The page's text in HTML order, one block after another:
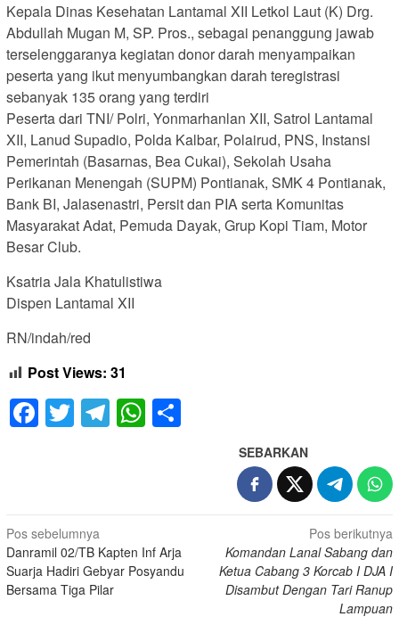
Kepala Dinas Kesehatan Lantamal XII Letkol Laut (K) Drg.
Abdullah Mugan M, SP. Pros., sebagai penanggung jawab
terselenggaranya kegiatan donor darah menyampaikan
peserta yang ikut menyumbangkan darah teregistrasi
sebanyak 135 orang yang terdiri
Peserta dari TNI/ Polri, Yonmarhanlan XII, Satrol Lantamal
XII, Lanud Supadio, Polda Kalbar, Polairud, PNS, Instansi
Pemerintah (Basarnas, Bea Cukai), Sekolah Usaha
Perikanan Menengah (SUPM) Pontianak, SMK 4 Pontianak,
Bank BI, Jalasenastri, Persit dan PIA serta Komunitas
Masyarakat Adat, Pemuda Dayak, Grup Kopi Tiam, Motor
Besar Club.
Ksatria Jala Khatulistiwa
Dispen Lantamal XII
RN/indah/red
Post Views: 31
Facebook
Twitter
Telegram
WhatsApp
SEBARKAN
Navigasi
pos
Pos sebelumnya
Danramil 02/TB Kapten Inf Arja
Suarja Hadiri Gebyar Posyandu
Bersama Tiga Pilar
Pos berikutnya
Komandan Lanal Sabang dan
Ketua Cabang 3 Korcab I DJA I
Disambut Dengan Tari Ranup
Lampuan